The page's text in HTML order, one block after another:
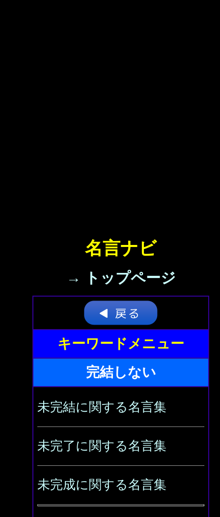
名言ナビ
→ トップページ
キーワードメニュー
完結しない
未完結に関する名言集
未完了に関する名言集
未完成に関する名言集